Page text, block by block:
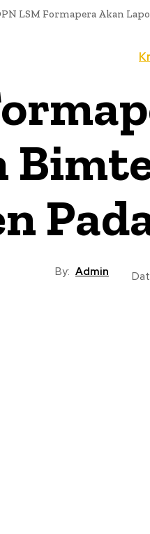
LSM Formapera Akan
By: Admin